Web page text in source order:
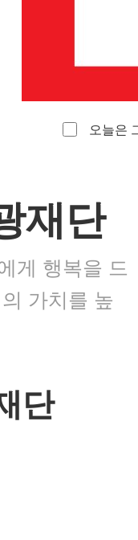
오늘은
재단
게 행복을 드
가치를 높
단